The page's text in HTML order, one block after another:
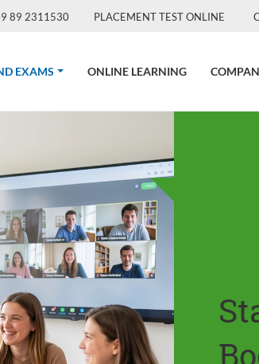
89 2311530 PLACEMENT TEST ONLINE
EXAMS (CURRENT)ONLINE LEARNING